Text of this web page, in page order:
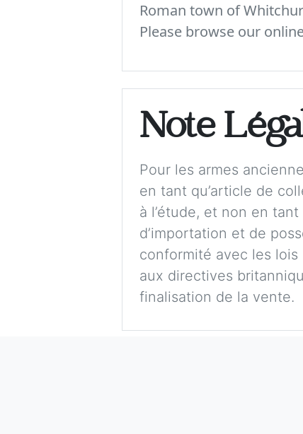
Roman town of
Please browse our
Note
Pour les armes
en tant qu’article de
à l’étude, et non en
d’importation et de
conformité avec les lois
aux directives
finalisation de la vente.